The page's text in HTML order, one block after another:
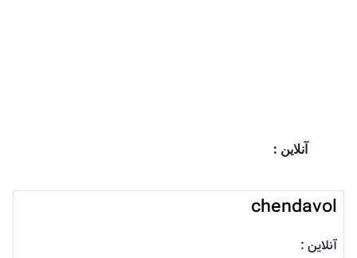
آنلاین :
chendavol
آنلاین :